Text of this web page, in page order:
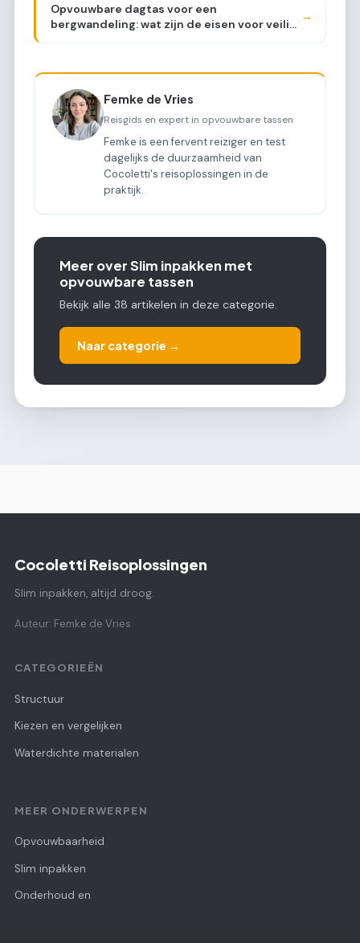
Opvouwbare dagtas voor een
bergwandeling: wat zijn de eisen voor veilig
gebruik?
→
Femke de Vries
Reisgids en expert in opvouwbare tassen
Femke is een fervent reiziger en test
dagelijks de duurzaamheid van
Cocoletti's reisoplossingen in de
praktijk.
Meer over Slim inpakken met
opvouwbare tassen
Bekijk alle 38 artikelen in deze categorie.
Naar categorie →
Cocoletti Reisoplossingen
Slim inpakken, altijd droog.
Auteur: Femke de Vries
CATEGORIEËN
Structuur
Kiezen en vergelijken
Waterdichte materialen
MEER ONDERWERPEN
Opvouwbaarheid
Slim inpakken
Onderhoud en